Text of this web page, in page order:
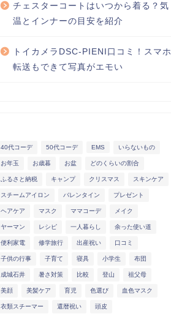
チェスターコートはいつから着る？気
温とインナーの目安を紹介
トイカメラDSC-PIENI口コミ！スマホ
転送もできて写真がエモい
40代コーデ 50代コーデ EMS いらないもの
お年玉 お歳暮 お盆 どのくらいの割合
ふるさと納税 キャンプ クリスマス スキンケア
スチームアイロン バレンタイン プレゼント
ヘアケア マスク ママコーデ メイク
ヤーマン レシピ 一人暮らし 余った使い道
便利家電 修学旅行 出産祝い 口コミ
子供の行事 子育て 寝具 小学生 布団
成城石井 暑さ対策 比較 登山 祖父母
美顔 美髪ケア 育児 色選び 血色マスク
衣類スチーマー 還暦祝い 頭皮